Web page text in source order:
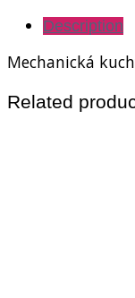
Description
Mechanická
Related